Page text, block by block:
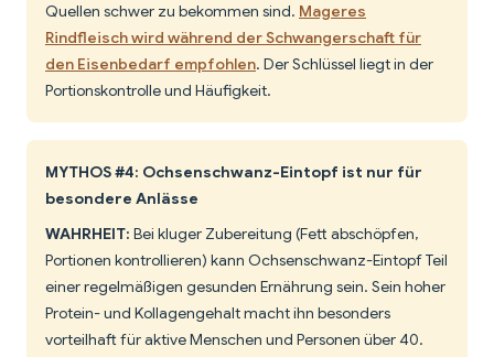
Quellen schwer zu bekommen sind. Mageres
Rindfleisch wird während der Schwangerschaft für
den Eisenbedarf empfohlen. Der Schlüssel liegt in der
Portionskontrolle und Häufigkeit.
MYTHOS #4: Ochsenschwanz-Eintopf ist nur für
besondere Anlässe
WAHRHEIT: Bei kluger Zubereitung (Fett abschöpfen,
Portionen kontrollieren) kann Ochsenschwanz-Eintopf Teil
einer regelmäßigen gesunden Ernährung sein. Sein hoher
Protein- und Kollagengehalt macht ihn besonders
vorteilhaft für aktive Menschen und Personen über 40.